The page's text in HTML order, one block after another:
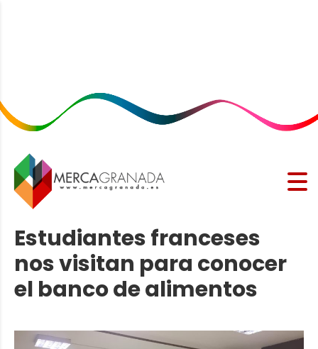
Estudiantes franceses
nos visitan para conocer
el banco de alimentos